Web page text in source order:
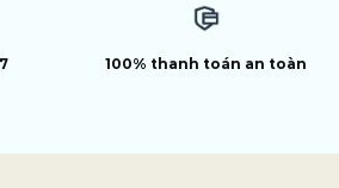
100% thanh toán an toàn